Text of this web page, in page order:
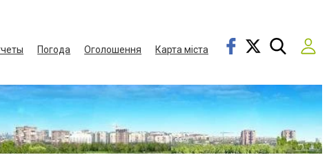
Погода Оголошення
Карта міста